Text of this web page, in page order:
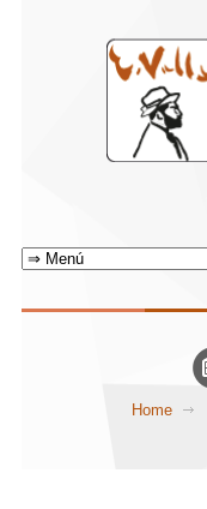
Home